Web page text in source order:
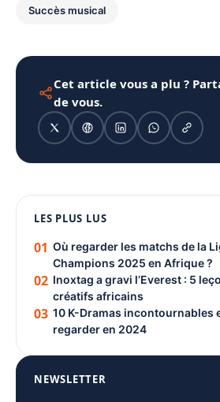
Succès musical
Cet article vous a plu ?
de vous.
PUBLICITÉ
LES PLUS LUS
01 Où regarder les matchs de la
Champions 2025 en Afrique ?
02 Inoxtag a gravi l’Everest : 5
créatifs africains
03 10 K-Dramas incontournables
regarder en 2024
NEWSLETTER